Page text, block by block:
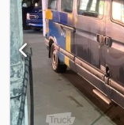
carga:2 510 mm,
espaço de carga:1
ABS, Bluetooth, ar
de velocidade de
centralizado,
acessórios = -
Iwawjfx Ac Deck -